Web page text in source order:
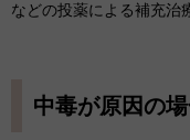
などの投薬による補充治
中毒が原因の